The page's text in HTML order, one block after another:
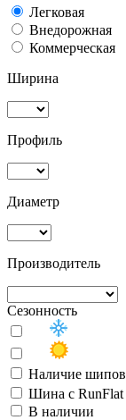
Легковая
Внедорожная
Коммерческая
Ширина
Профиль
Диаметр
Производитель
Сезонность
Наличие шипов
Шина с RunFlat
В наличии